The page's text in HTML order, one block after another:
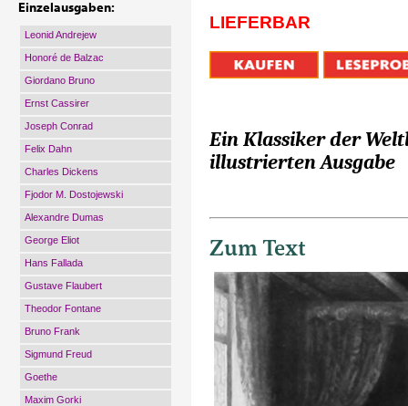
Einzelausgaben:
Leonid Andrejew
Honoré de Balzac
Giordano Bruno
Ernst Cassirer
Joseph Conrad
Felix Dahn
Charles Dickens
Fjodor M. Dostojewski
Alexandre Dumas
George Eliot
Hans Fallada
Gustave Flaubert
Theodor Fontane
Bruno Frank
Sigmund Freud
Goethe
Maxim Gorki
LIEFERBAR
Ein Klassiker der
illustrierten Ausgabe
Zum Text